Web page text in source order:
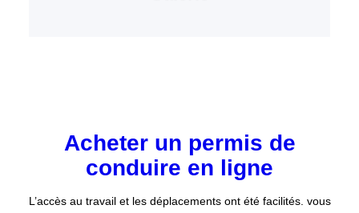
Acheter un permis de
conduire en ligne
L’accès au travail et les déplacements ont été facilités. vous